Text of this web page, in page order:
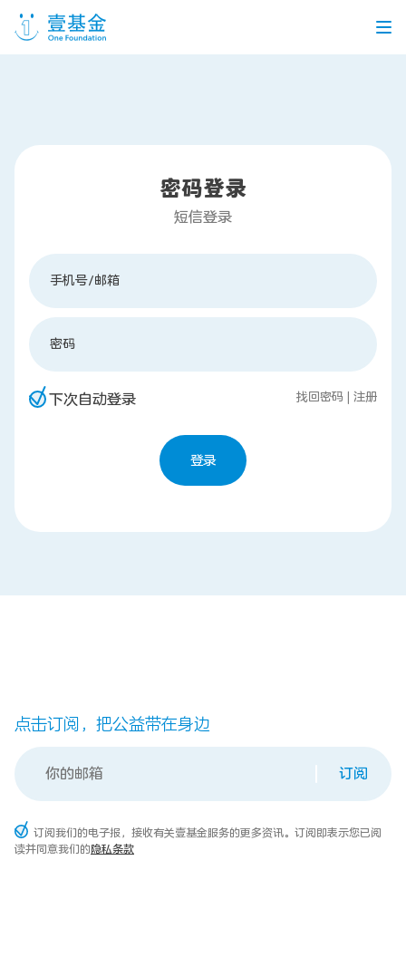
机构介绍 信息披露
企业合作
密码登录
短信登录
手机号/邮箱
密码
下次自动登录 找回密码 注册
登录
点击订阅，把公益带在身边
订阅
订阅我们的电子报，接收有关壹基金服务的更多资讯。订阅即表示您已阅
读并同意我们的隐私条款